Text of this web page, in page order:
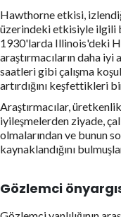
Hawthorne etkisi,
üzerindeki etkisiyle ilgili
1930'larda Illinois'deki
araştırmacıların daha iyi
saatleri gibi çalışma
artırdığını keşfettikleri
Araştırmacılar,
iyileşmelerden ziyade,
olmalarından ve bunun
kaynaklandığını
Gözlemci